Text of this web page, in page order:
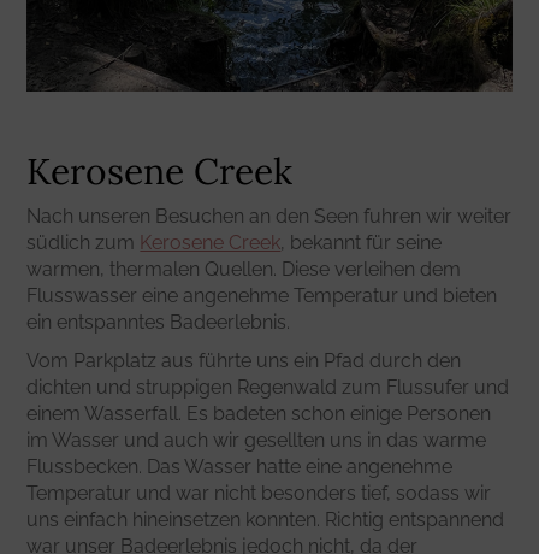
Kerosene Creek
Nach unseren Besuchen an den Seen fuhren wir weiter
südlich zum Kerosene Creek, bekannt für seine
warmen, thermalen Quellen. Diese verleihen dem
Flusswasser eine angenehme Temperatur und bieten
ein entspanntes Badeerlebnis.
Vom Parkplatz aus führte uns ein Pfad durch den
dichten und struppigen Regenwald zum Flussufer und
einem Wasserfall. Es badeten schon einige Personen
im Wasser und auch wir gesellten uns in das warme
Flussbecken. Das Wasser hatte eine angenehme
Temperatur und war nicht besonders tief, sodass wir
uns einfach hineinsetzen konnten. Richtig entspannend
war unser Badeerlebnis jedoch nicht, da der